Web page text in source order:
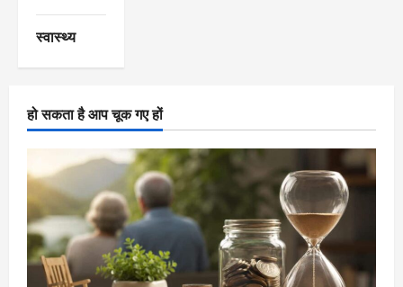
स्वास्थ्य
हो सकता है आप चूक गए हों